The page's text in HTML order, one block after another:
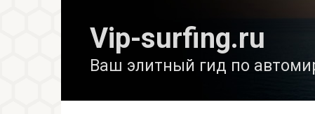
Vip-surfing.ru
Ваш элитный гид по